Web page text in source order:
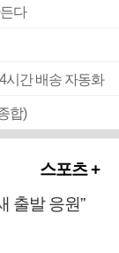
다
시간 배송 자동화
합)
스포츠 +
출발 응원”